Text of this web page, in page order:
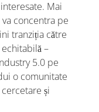
Mai
va concentra pe
tranziția către
–
5.0 pe
o comunitate
și